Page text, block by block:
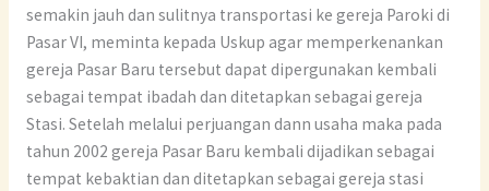
semakin jauh dan sulitnya transportasi ke gereja Paroki di
Pasar VI, meminta kepada Uskup agar memperkenankan
gereja Pasar Baru tersebut dapat dipergunakan kembali
sebagai tempat ibadah dan ditetapkan sebagai gereja
Stasi. Setelah melalui perjuangan dann usaha maka pada
tahun 2002 gereja Pasar Baru kembali dijadikan sebagai
tempat kebaktian dan ditetapkan sebagai gereja stasi